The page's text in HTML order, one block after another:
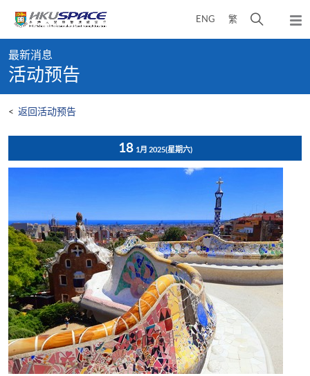
content
ENG 繁
开
弹
出
content
start
最新消息
活动预告
< 返回活动预告
18 1月 2025(星期六)